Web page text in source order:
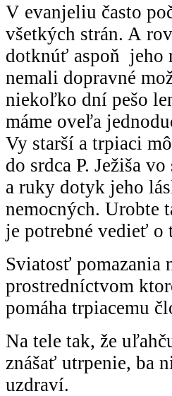
V evanjeliu často
všetkých strán. A
dotknúť aspoň jeho
nemali dopravné
niekoľko dní pešo
máme oveľa
Vy starší a trpiaci
do srdca P. Ježiša
a ruky dotyk jeho
nemocných. Urobte
je potrebné vedieť o
Sviatosť pomazania
prostredníctvom
pomáha trpiacemu
Na tele tak, že
znášať utrpenie, ba
uzdraví.